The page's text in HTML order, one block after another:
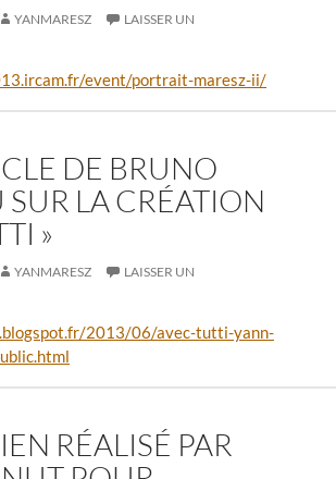
YANMARESZ
LAISSER UN
event/portrait-maresz-ii/
DE BRUNO
SUR LA CRÉATION
»
YANMARESZ
LAISSER UN
2013/06/avec-tutti-yann-
RÉALISÉ PAR